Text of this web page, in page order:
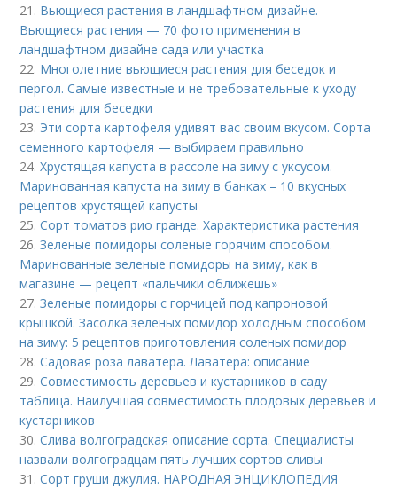
21. Вьющиеся растения в ландшафтном дизайне.
Вьющиеся растения — 70 фото применения в
ландшафтном дизайне сада или участка
22. Многолетние вьющиеся растения для беседок и
пергол. Самые известные и не требовательные к уходу
растения для беседки
23. Эти сорта картофеля удивят вас своим вкусом. Сорта
семенного картофеля — выбираем правильно
24.Хрустящая капуста в рассоле на зиму с уксусом.
Маринованная капуста на зиму в банках – 10 вкусных
рецептов хрустящей капусты
25.Сорт томатов рио гранде. Характеристика растения
26.Зеленые помидоры соленые горячим способом.
Маринованные зеленые помидоры на зиму, как в
магазине — рецепт «пальчики оближешь»
27.Зеленые помидоры с горчицей под капроновой
крышкой. Засолка зеленых помидор холодным способом
на зиму: 5 рецептов приготовления соленых помидор
28.Садовая роза лаватера. Лаватера: описание
29.Совместимость деревьев и кустарников в саду
таблица. Наилучшая совместимость плодовых деревьев и
кустарников
30.Слива волгоградская описание сорта. Специалисты
назвали волгоградцам пять лучших сортов сливы
31.Сорт груши джулия. НАРОДНАЯ ЭНЦИКЛОПЕДИЯ